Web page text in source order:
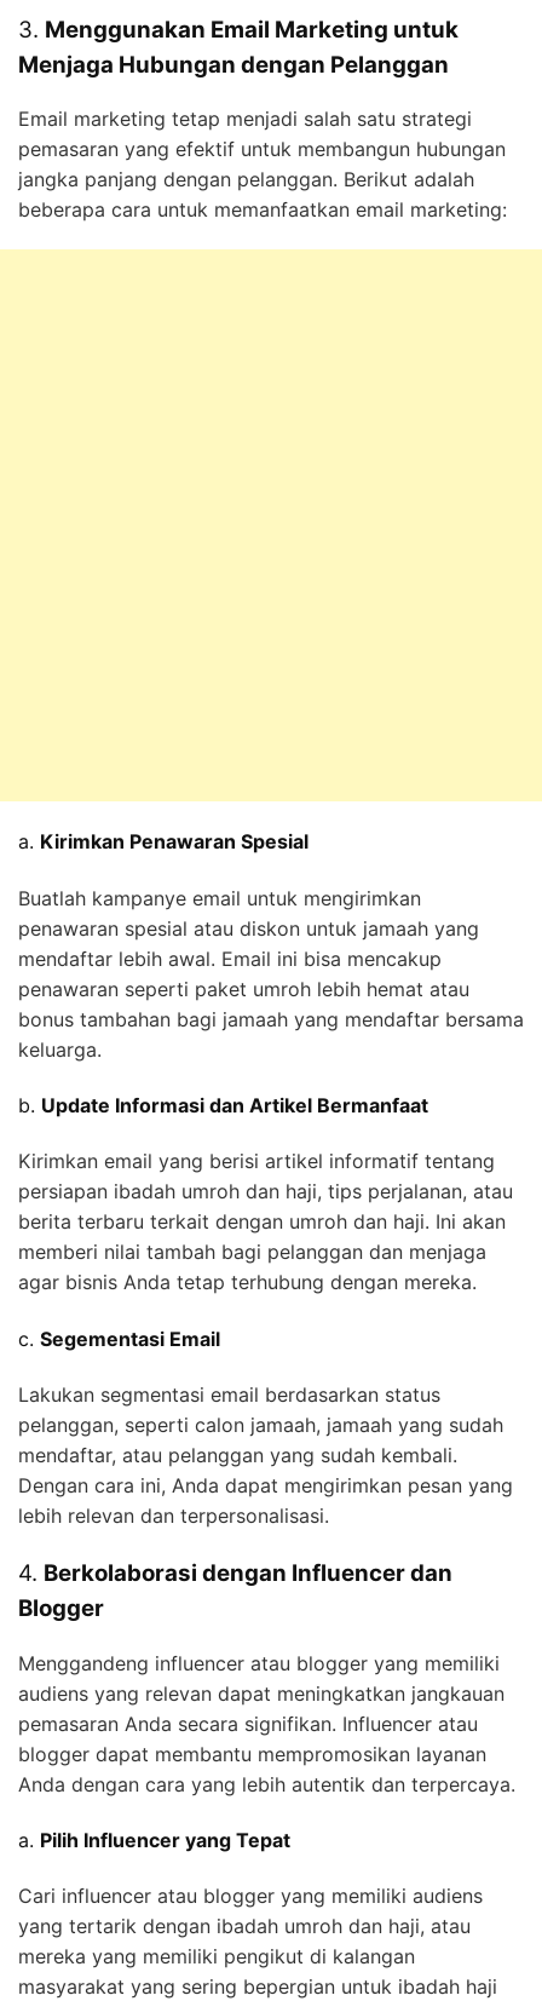
3. Menggunakan Email Marketing untuk
Menjaga Hubungan dengan Pelanggan
Email marketing tetap menjadi salah satu strategi
pemasaran yang efektif untuk membangun hubungan
jangka panjang dengan pelanggan. Berikut adalah
beberapa cara untuk memanfaatkan email marketing:
a. Kirimkan Penawaran Spesial
Buatlah kampanye email untuk mengirimkan
penawaran spesial atau diskon untuk jamaah yang
mendaftar lebih awal. Email ini bisa mencakup
penawaran seperti paket umroh lebih hemat atau
bonus tambahan bagi jamaah yang mendaftar bersama
keluarga.
b. Update Informasi dan Artikel Bermanfaat
Kirimkan email yang berisi artikel informatif tentang
persiapan ibadah umroh dan haji, tips perjalanan, atau
berita terbaru terkait dengan umroh dan haji. Ini akan
memberi nilai tambah bagi pelanggan dan menjaga
agar bisnis Anda tetap terhubung dengan mereka.
c. Segementasi Email
Lakukan segmentasi email berdasarkan status
pelanggan, seperti calon jamaah, jamaah yang sudah
mendaftar, atau pelanggan yang sudah kembali.
Dengan cara ini, Anda dapat mengirimkan pesan yang
lebih relevan dan terpersonalisasi.
4. Berkolaborasi dengan Influencer dan
Blogger
Menggandeng influencer atau blogger yang memiliki
audiens yang relevan dapat meningkatkan jangkauan
pemasaran Anda secara signifikan. Influencer atau
blogger dapat membantu mempromosikan layanan
Anda dengan cara yang lebih autentik dan terpercaya.
a. Pilih Influencer yang Tepat
Cari influencer atau blogger yang memiliki audiens
yang tertarik dengan ibadah umroh dan haji, atau
mereka yang memiliki pengikut di kalangan
masyarakat yang sering bepergian untuk ibadah haji